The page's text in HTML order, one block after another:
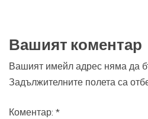
Вашият коментар
Вашият имейл адрес няма да
Задължителните полета са
Коментар: *